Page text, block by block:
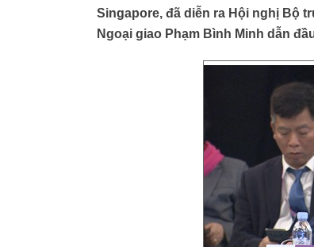
Singapore, đã diễn ra Hội nghị Bộ
Ngoại giao Phạm Bình Minh dẫn